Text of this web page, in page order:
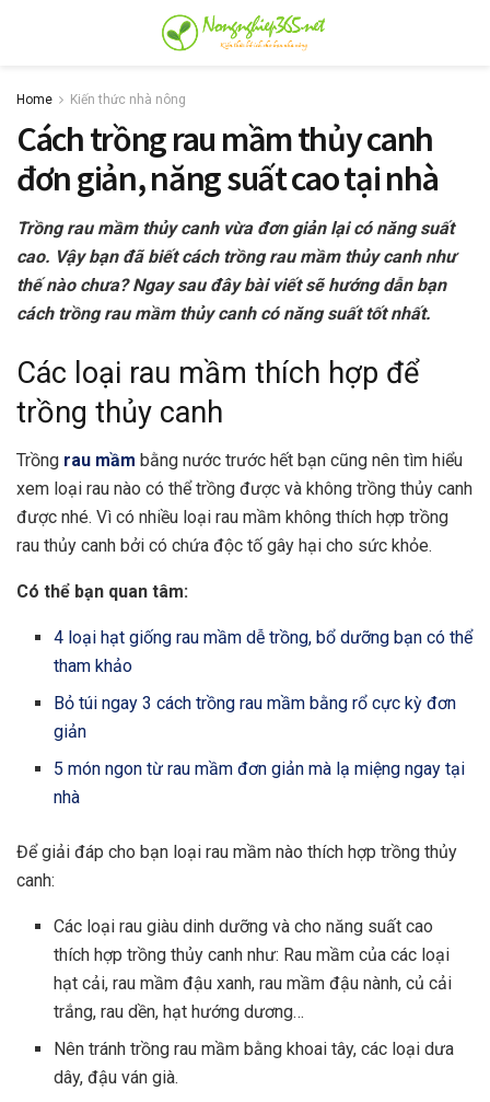
Home Kiến thức nhà nông
Cách trồng rau mầm thủy canh
đơn giản, năng suất cao tại nhà
Trồng rau mầm thủy canh vừa đơn giản lại có năng suất
cao. Vậy bạn đã biết cách trồng rau mầm thủy canh như
thế nào chưa? Ngay sau đây bài viết sẽ hướng dẫn bạn
cách trồng rau mầm thủy canh có năng suất tốt nhất.
Các loại rau mầm thích hợp để
trồng thủy canh
Trồng rau mầm bằng nước trước hết bạn cũng nên tìm hiểu
xem loại rau nào có thể trồng được và không trồng thủy canh
được nhé. Vì có nhiều loại rau mầm không thích hợp trồng
rau thủy canh bởi có chứa độc tố gây hại cho sức khỏe.
Có thể bạn quan tâm:
4 loại hạt giống rau mầm dễ trồng, bổ dưỡng bạn có thể
tham khảo
Bỏ túi ngay 3 cách trồng rau mầm bằng rổ cực kỳ đơn
giản
5 món ngon từ rau mầm đơn giản mà lạ miệng ngay tại
nhà
Để giải đáp cho bạn loại rau mầm nào thích hợp trồng thủy
canh:
Các loại rau giàu dinh dưỡng và cho năng suất cao
thích hợp trồng thủy canh như: Rau mầm của các loại
hạt cải, rau mầm đậu xanh, rau mầm đậu nành, củ cải
trắng, rau dền, hạt hướng dương…
Nên tránh trồng rau mầm bằng khoai tây, các loại dưa
dây, đậu ván già.